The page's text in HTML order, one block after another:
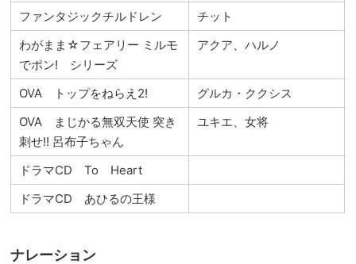
ファンタジックチルドレン
チット
わがまま☆フェアリー ミルモ
でポン! シリーズ
アクア、ハルノ
OVA トップをねらえ2!
グルカ・ククシス
OVA まじかる無双天使 突き
刺せ!! 呂布子ちゃん
ユキエ、女将
ドラマCD To Heart
ドラマCD あひるの王様
ナレーション